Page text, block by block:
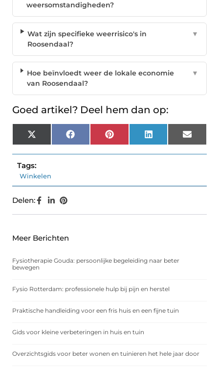
weersomstandigheden?
Wat zijn specifieke weerrisico's in
Roosendaal?
▼
Hoe beïnvloedt weer de lokale economie
van Roosendaal?
▼
Goed artikel? Deel hem dan op:
X
(Twitter)
Facebook Pinterest LinkedIn Email
Tags:
Winkelen
Delen:
Meer Berichten
Fysiotherapie Gouda: persoonlijke begeleiding naar beter
bewegen
Fysio Rotterdam: professionele hulp bij pijn en herstel
Praktische handleiding voor een fris huis en een fijne tuin
Gids voor kleine verbeteringen in huis en tuin
Overzichtsgids voor beter wonen en tuinieren het hele jaar door